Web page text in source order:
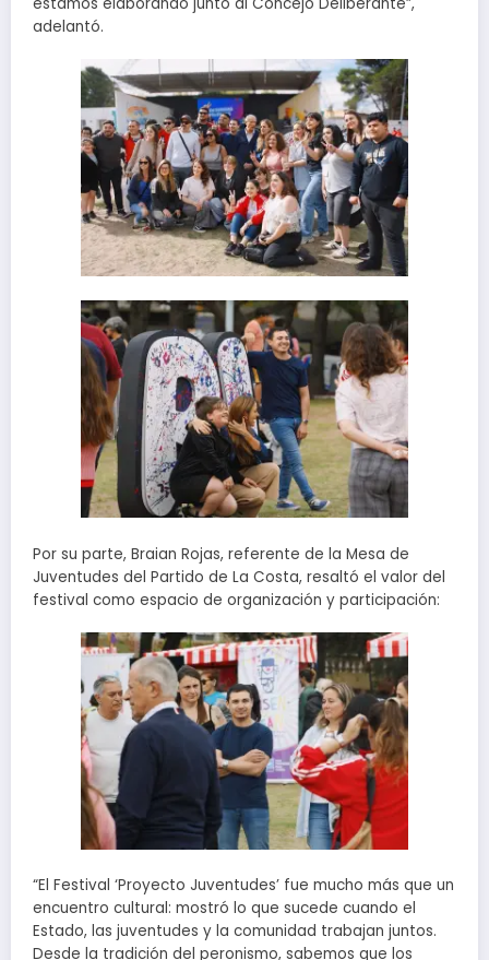
adelantó.
Por su parte, Braian Rojas, referente de la Mesa de
Juventudes del Partido de La Costa, resaltó el valor del
festival como espacio de organización y participación:
“El Festival ‘Proyecto Juventudes’ fue mucho más que un
encuentro cultural: mostró lo que sucede cuando el
Estado, las juventudes y la comunidad trabajan juntos.
Desde la tradición del peronismo, sabemos que los